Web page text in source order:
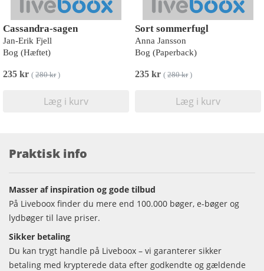
Cassandra-sagen
Jan-Erik Fjell
Bog (Hæftet)
235 kr ( 280 kr)
Læg i kurv
Sort sommerfugl
Anna Jansson
Bog (Paperback)
235 kr ( 280 kr)
Læg i kurv
Praktisk info
Masser af inspiration og gode tilbud
På Liveboox finder du mere end 100.000 bøger, e-bøger og
lydbøger til lave priser.
Sikker betaling
Du kan trygt handle på Liveboox – vi garanterer sikker
betaling med krypterede data efter godkendte og gældende